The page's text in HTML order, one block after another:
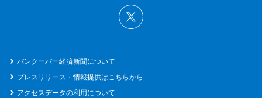
バンクーバー経済新聞について
プレスリリース・情報提供はこちらから
アクセスデータの利用について